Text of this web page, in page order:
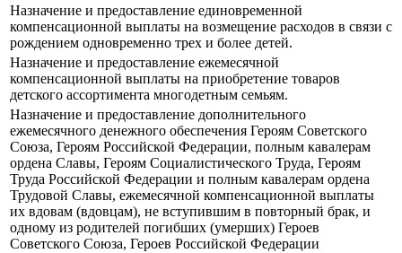
Назначение и предоставление единовременной
компенсационной выплаты на возмещение расходов в связи с
рождением одновременно трех и более детей.
Назначение и предоставление ежемесячной
компенсационной выплаты на приобретение товаров
детского ассортимента многодетным семьям.
Назначение и предоставление дополнительного
ежемесячного денежного обеспечения Героям Советского
Союза, Героям Российской Федерации, полным кавалерам
ордена Славы, Героям Социалистического Труда, Героям
Труда Российской Федерации и полным кавалерам ордена
Трудовой Славы, ежемесячной компенсационной выплаты
их вдовам (вдовцам), не вступившим в повторный брак, и
одному из родителей погибших (умерших) Героев
Советского Союза, Героев Российской Федерации